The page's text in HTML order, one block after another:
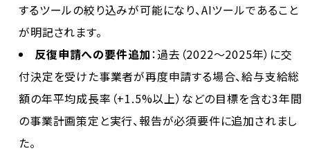
するツールの絞り込みが可能になり、AIツールであること
が明記されます。
反復申請への要件追加：過去（2022～2025年）に交
付決定を受けた事業者が再度申請する場合、給与支給総
額の年平均成長率（+1.5%以上）などの目標を含む3年間
の事業計画策定と実行、報告が必須要件に追加されまし
た。